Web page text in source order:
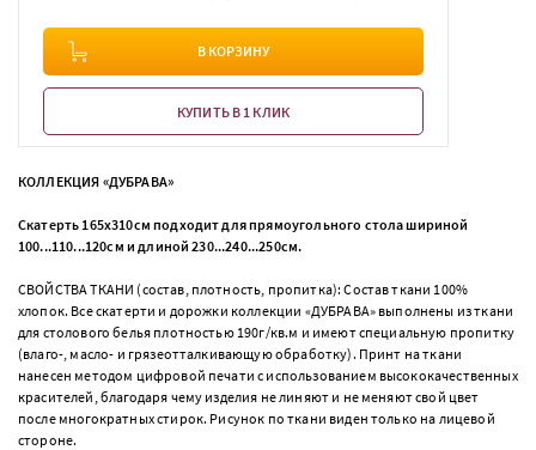
В КОРЗИНУ
КУПИТЬ В 1 КЛИК
КОЛЛЕКЦИЯ «ДУБРАВА»
Скатерть 165х310см подходит для прямоугольного стола шириной
100...110...120см и длиной 230...240...250см.
СВОЙСТВА ТКАНИ (состав, плотность, пропитка): Состав ткани 100%
хлопок. Все скатерти и дорожки коллекции «ДУБРАВА» выполнены из ткани
для столового белья плотностью 190г/кв.м и имеют специальную пропитку
(влаго-, масло- и грязеотталкивающую обработку). Принт на ткани
нанесен методом цифровой печати с использованием высококачественных
красителей, благодаря чему изделия не линяют и не меняют свой цвет
после многократных стирок. Рисунок по ткани виден только на лицевой
стороне.